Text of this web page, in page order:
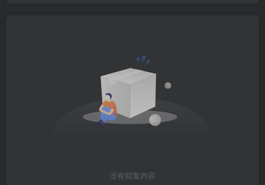
没有回复内容